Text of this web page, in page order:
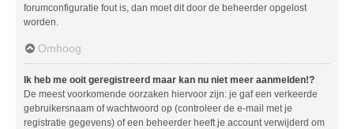
forumconfiguratie fout is, dan moet dit door de beheerder opgelost
worden.
Omhoog
Ik heb me ooit geregistreerd maar kan nu niet meer aanmelden!?
De meest voorkomende oorzaken hiervoor zijn: je gaf een verkeerde
gebruikersnaam of wachtwoord op (controleer de e-mail met je
registratie gegevens) of een beheerder heeft je account verwijderd om